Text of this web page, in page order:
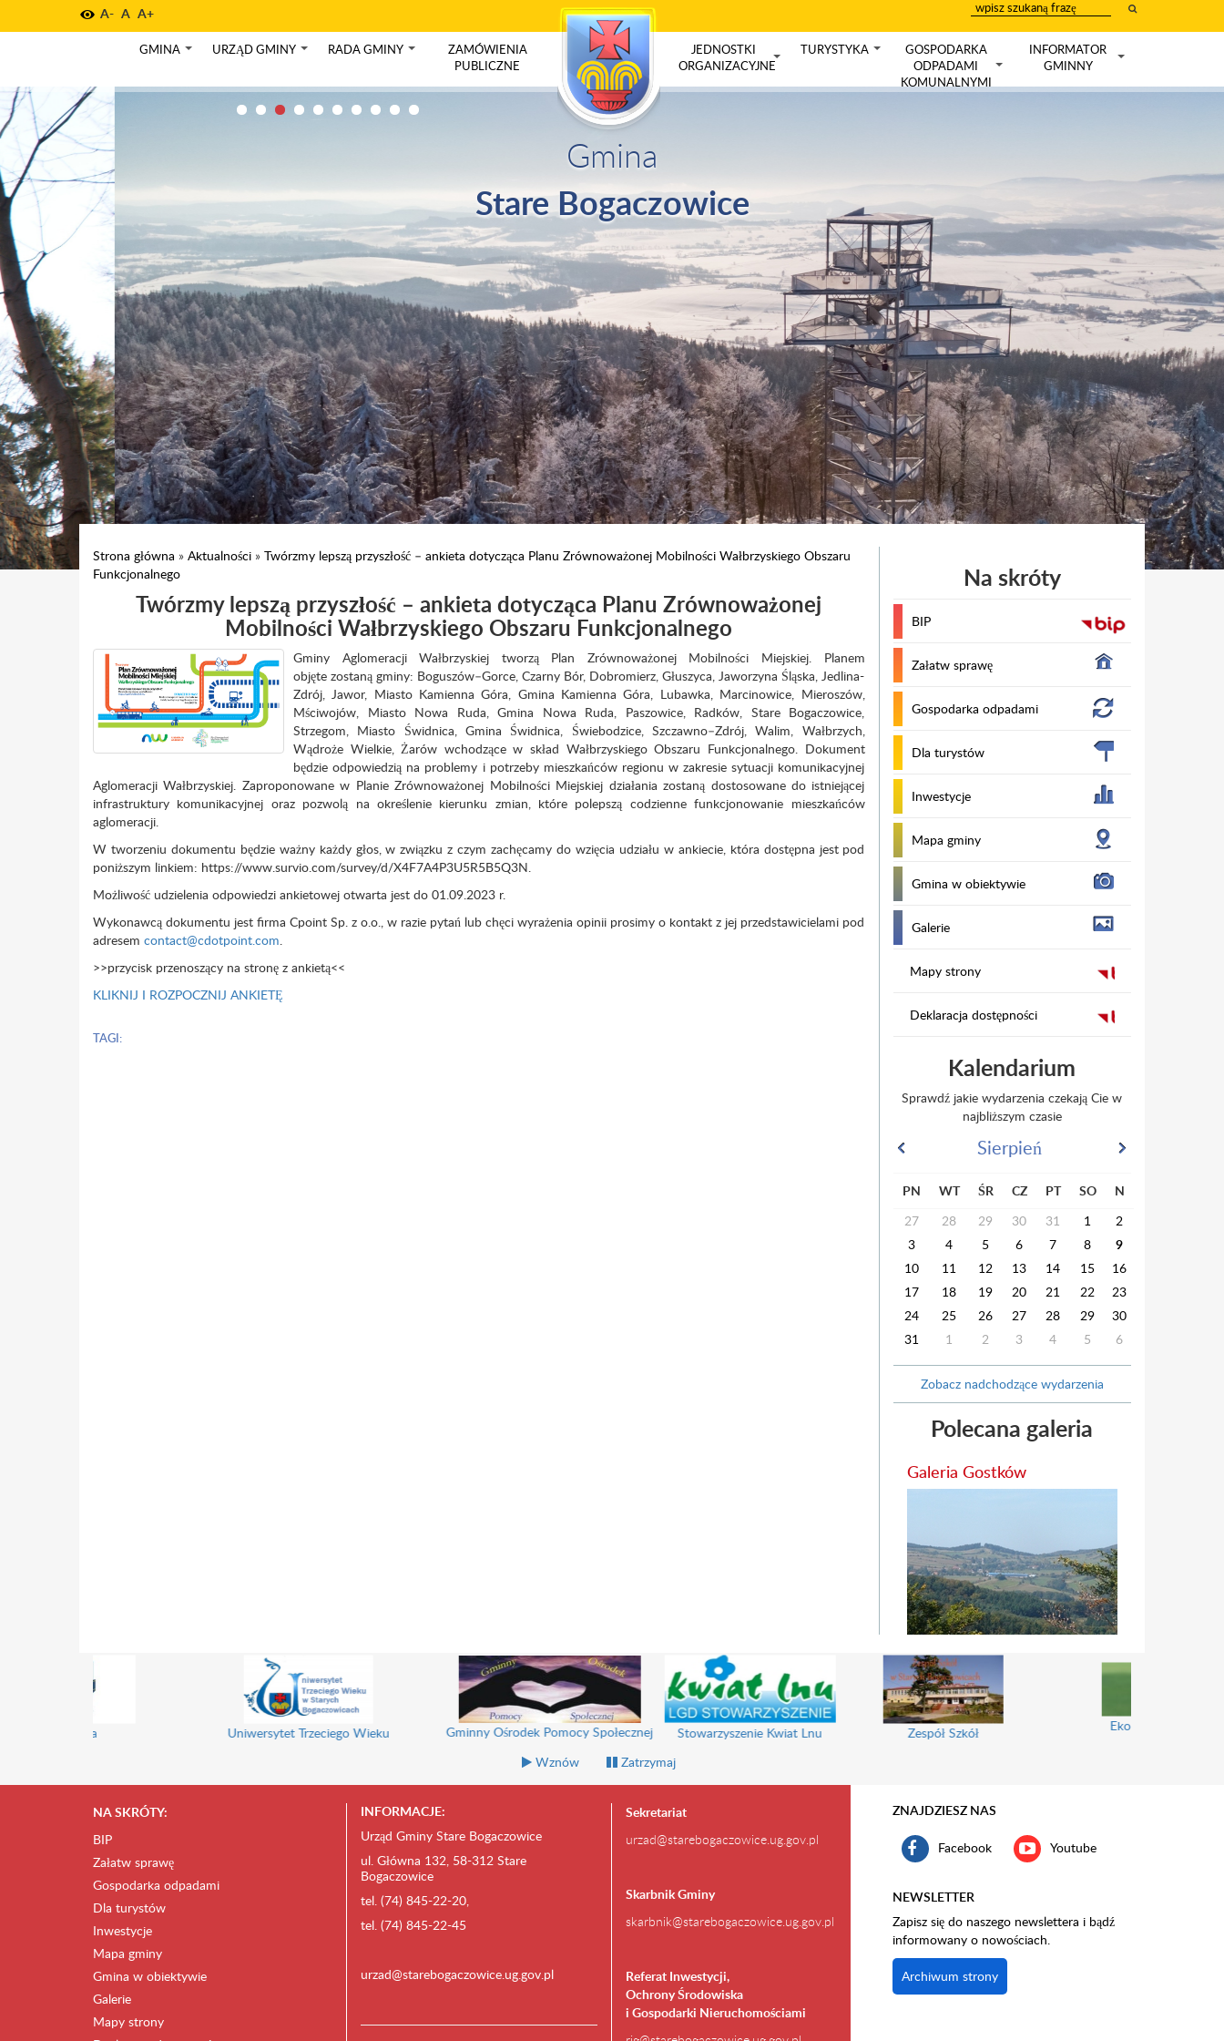
A- A A+
wpisz
szukany
tekst
GMINA URZĄD GMINY RADA GMINY
ZAMÓWIENIA
PUBLICZNE
JEDNOSTKI
ORGANIZACYJNE
TURYSTYKA
GOSPODARKA
ODPADAMI
KOMUNALNYMI
INFORMATOR
GMINNY
Gmina
Stare Bogaczowice
Strona główna » Aktualności » Twórzmy lepszą przyszłość – ankieta dotycząca Planu Zrównoważonej Mobilności Wałbrzyskiego Obszaru
Funkcjonalnego
Twórzmy lepszą przyszłość – ankieta dotycząca Planu Zrównoważonej
Mobilności Wałbrzyskiego Obszaru Funkcjonalnego
Gminy Aglomeracji Wałbrzyskiej tworzą Plan Zrównoważonej Mobilności Miejskiej. Planem
objęte zostaną gminy: Boguszów–Gorce, Czarny Bór, Dobromierz, Głuszyca, Jaworzyna Śląska, Jedlina-
Zdrój, Jawor, Miasto Kamienna Góra, Gmina Kamienna Góra, Lubawka, Marcinowice, Mieroszów,
Mściwojów, Miasto Nowa Ruda, Gmina Nowa Ruda, Paszowice, Radków, Stare Bogaczowice,
Strzegom, Miasto Świdnica, Gmina Świdnica, Świebodzice, Szczawno–Zdrój, Walim, Wałbrzych,
Wądroże Wielkie, Żarów wchodzące w skład Wałbrzyskiego Obszaru Funkcjonalnego. Dokument
będzie odpowiedzią na problemy i potrzeby mieszkańców regionu w zakresie sytuacji komunikacyjnej
Aglomeracji Wałbrzyskiej. Zaproponowane w Planie Zrównoważonej Mobilności Miejskiej działania zostaną dostosowane do istniejącej
infrastruktury komunikacyjnej oraz pozwolą na określenie kierunku zmian, które polepszą codzienne funkcjonowanie mieszkańców
aglomeracji.
W tworzeniu dokumentu będzie ważny każdy głos, w związku z czym zachęcamy do wzięcia udziału w ankiecie, która dostępna jest pod
poniższym linkiem: https://www.survio.com/survey/d/X4F7A4P3U5R5B5Q3N.
Możliwość udzielenia odpowiedzi ankietowej otwarta jest do 01.09.2023 r.
Wykonawcą dokumentu jest firma Cpoint Sp. z o.o., w razie pytań lub chęci wyrażenia opinii prosimy o kontakt z jej przedstawicielami pod
adresem contact@cdotpoint.com.
>>przycisk przenoszący na stronę z ankietą<<
KLIKNIJ I ROZPOCZNIJ ANKIETĘ
TAGI:
Na skróty
BIP
Załatw sprawę
Gospodarka odpadami
Dla turystów
Inwestycje
Mapa gminy
Gmina w obiektywie
Galerie
Mapy strony
Deklaracja dostępności
Kalendarium
Sprawdź jakie wydarzenia czekają Cie w
najbliższym czasie
Sierpień
PN WT ŚR CZ PT SO
N
27
28 29 30 31 1
2
3
4 5 6 7 8
9
10
11 12 13 14 15
16
17
18 19 20 21 22
23
24
25 26 27 28 29
30
31
1 2 3 4 5 6
Zobacz nadchodzące wydarzenia
Polecana galeria
Galeria Gostków
Uniwersytet Trzeciego Wieku Gminny Ośrodek Pomocy Społecznej Stowarzyszenie Kwiat Lnu Zespół Szkół Ekomuzeum Wokół Trójgarbu
Wznów Zatrzymaj
NA SKRÓTY:
BIP
Załatw sprawę
Gospodarka odpadami
Dla turystów
Inwestycje
Mapa gminy
Gmina w obiektywie
Galerie
Mapy strony
INFORMACJE:
Urząd Gminy Stare Bogaczowice
ul. Główna 132, 58-312 Stare
Bogaczowice
tel. (74) 845-22-20,
tel. (74) 845-22-45
urzad@starebogaczowice.ug.gov.pl
Sekretariat
urzad@starebogaczowice.ug.gov.pl
Skarbnik Gminy
skarbnik@starebogaczowice.ug.gov.pl
Referat Inwestycji,
Ochrony Środowiska
i Gospodarki Nieruchomościami
ZNAJDZIESZ NAS
Facebook Youtube
NEWSLETTER
Zapisz się do naszego newslettera i bądź
informowany o nowościach.
Archiwum strony